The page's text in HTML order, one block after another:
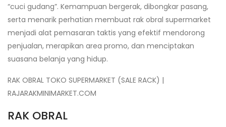
“cuci gudang”. Kemampuan bergerak, dibongkar pasang,
serta menarik perhatian membuat rak obral supermarket
menjadi alat pemasaran taktis yang efektif mendorong
penjualan, merapikan area promo, dan menciptakan
suasana belanja yang hidup.
RAK OBRAL TOKO SUPERMARKET (SALE RACK) |
RAJARAKMINIMARKET.COM
RAK OBRAL